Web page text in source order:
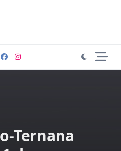
Ternana